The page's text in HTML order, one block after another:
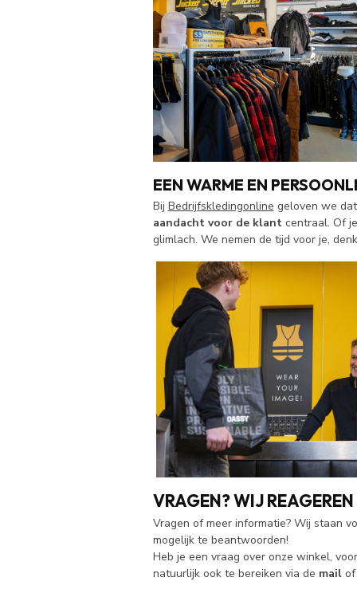
EEN WARME EN
Bij Bedrijfskledingonline geloven we
aandacht voor de klantcentraal. Of
glimlach. We nemen de tijd voor je,
VRAGEN? WIJ REAGEREN
Vragen of meer informatie? Wij staan
mogelijk te beantwoorden!
Heb je een vraag over onze winkel,
natuurlijk ook te bereiken via de mail